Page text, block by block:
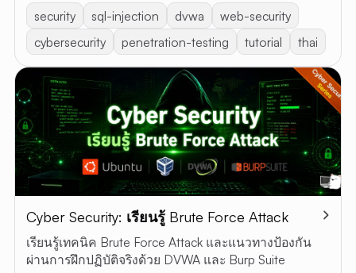
VIBE
CODING
เกี่ยวกับ
EN TH
security sql-injection dvwa
web-security
cybersecurity
penetration-testing tutorial thai
Cyber Security: เรียนรู้ Brute Force Attack
เรียนรู้เทคนิค Brute Force Attack และแนวทางป้องกัน
ผ่านการฝึกปฏิบัติจริงด้วย DVWA และ Burp Suite